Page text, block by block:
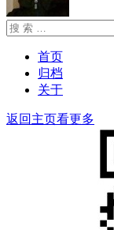
搜
首页
归档
关于
返回主页看更多